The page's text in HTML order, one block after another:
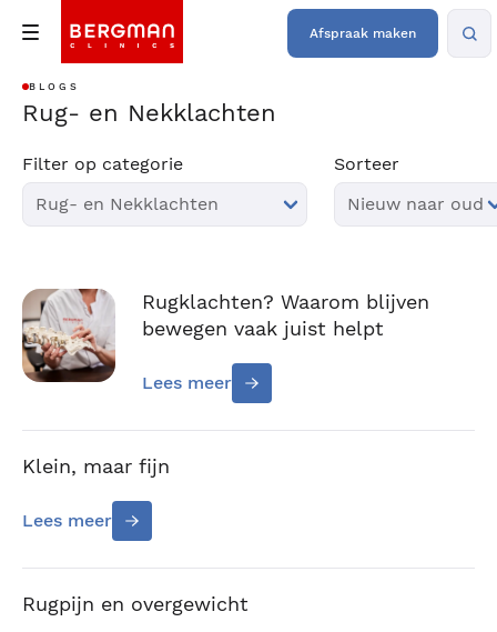
Afspraak maken
BLOGS
Rug- en Nekklachten
Filter op categorie Sorteer
Rugklachten? Waarom blijven
bewegen vaak juist helpt
Lees meer
Klein, maar fijn
Lees meer
Rugpijn en overgewicht